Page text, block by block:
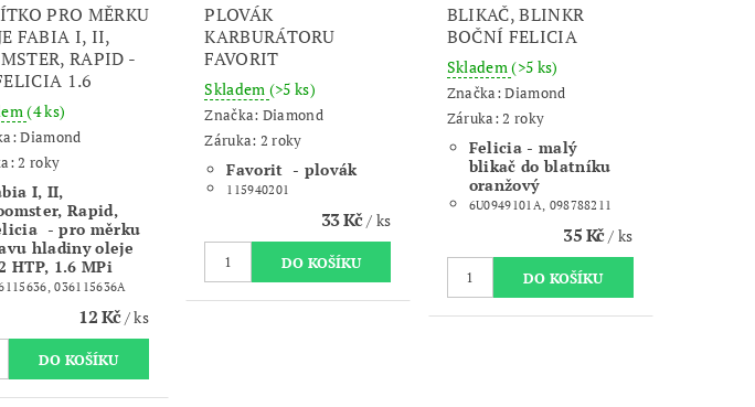
PRO MĚRKU
FABIA I, II,
RAPID -
1.6
(4 ks)
Diamond
2 roky
I, II,
Rapid,
- pro měrku
hladiny oleje
HTP, 1.6 MPi
036115636A
12 Kč/ ks
PLOVÁK
KARBURÁTORU
FAVORIT
Skladem (>5 ks)
Značka: Diamond
Záruka: 2 roky
Favorit - plovák
115940201
33 Kč/ ks
BLIKAČ, BLINKR
BOČNÍ FELICIA
Skladem(>5 ks)
Značka:Diamond
Záruka: 2 roky
Felicia - malý
blikač do blatníku
oranžový
6U0949101A, 098788211
35 Kč/ ks